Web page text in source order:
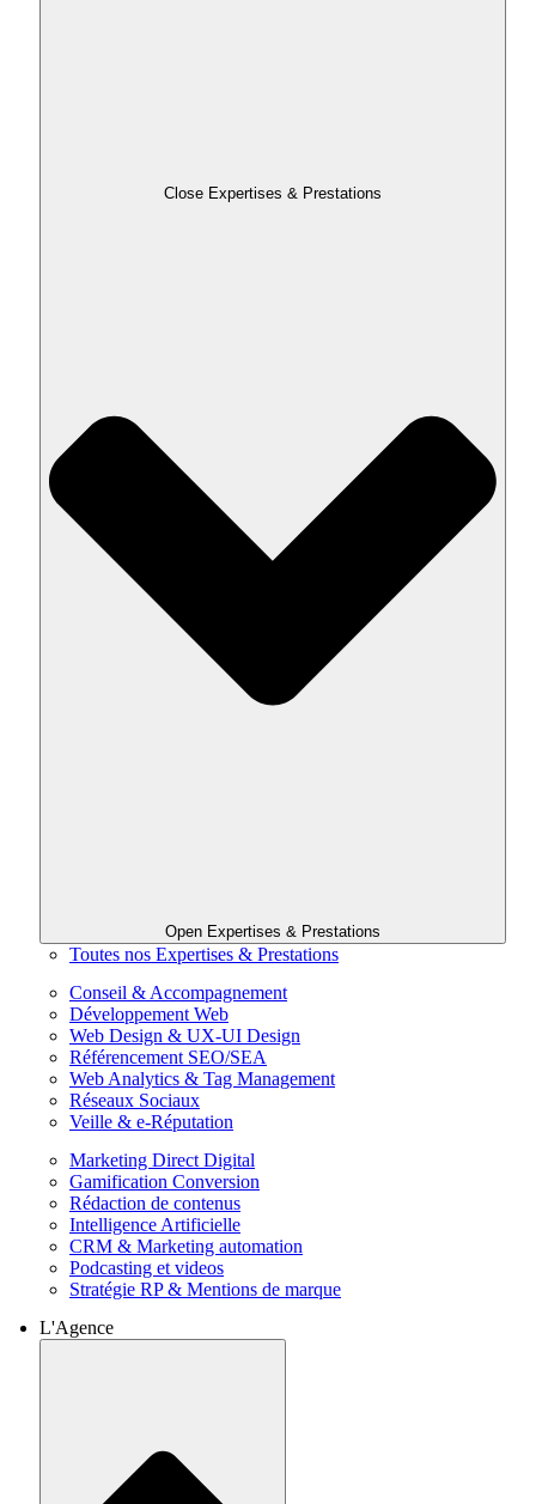
Close Expertises & Prestations
Open Expertises & Prestations
Toutes nos Expertises & Prestations
Conseil & Accompagnement
Développement Web
Web Design & UX-UI Design
Référencement SEO/SEA
Web Analytics & Tag Management
Réseaux Sociaux
Veille & e-Réputation
Marketing Direct Digital
Gamification Conversion
Rédaction de contenus
Intelligence Artificielle
CRM & Marketing automation
Podcasting et videos
Stratégie RP & Mentions de marque
L'Agence